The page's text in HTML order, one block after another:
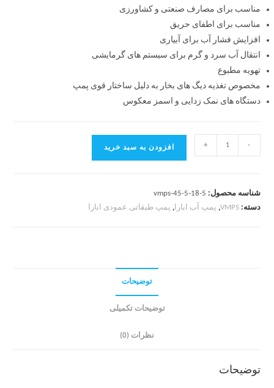
مناسب برای مصارف صنعتی و کشاورزی
مناسب برای اطفای حریق
افزایش فشار آب برای آبیاری
انتقال آب سرد و گرم برای سیستم های گرمایشی
تهویه مطبوع
مخصوص تغذیه دیگ های بخار به دلیل ساختار قوی پمپ
دستگاه های نمک زدایی و اسمز معکوس
-
+ افزودن به سبد خرید
شناسه محصول: vmps-45-5-18-5
دسته:VMPS
, پمپ آب ابارا, پمپ طبقاتی عمودی ابارا
توضیحات
توضیحات تکمیلی
نظرات (0)
توضیحات